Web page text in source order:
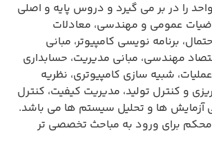
مجموعاً حدود ۱۴۰ واحد را در بر می گیرد و دروس پایه و اصلی
عمومی و مهندسی، معادلات
برنامه نویسی کامپیوتر، مبانی
مهندسی، مبانی مدیریت، حسابداری
شبیه سازی کامپیوتری، نظریه
و کنترل تولید، مدیریت کیفیت، کنترل
آزمایش ها و تحلیل سیستم ها می باشد.
برای ورود به مباحث تخصصی تر